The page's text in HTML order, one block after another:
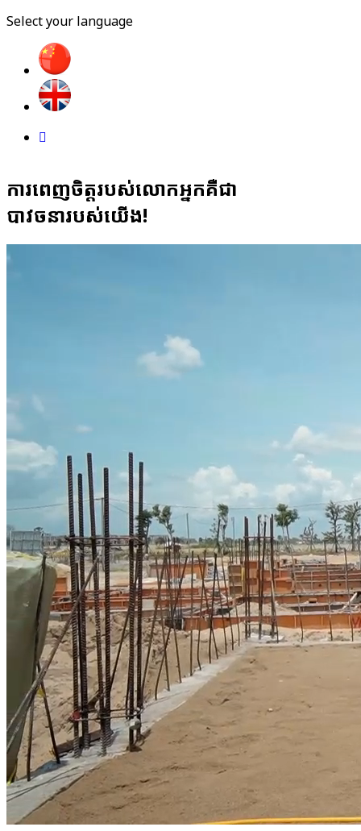
Select your language
ការ​ពេ​ញ​ចិ​ត្ត​រ​ប​ស់​លោ​ក​អ្ន​ក​គឺ​ជា
​បា​វ​ច​នា​រ​ប​ស់​​យើង​!